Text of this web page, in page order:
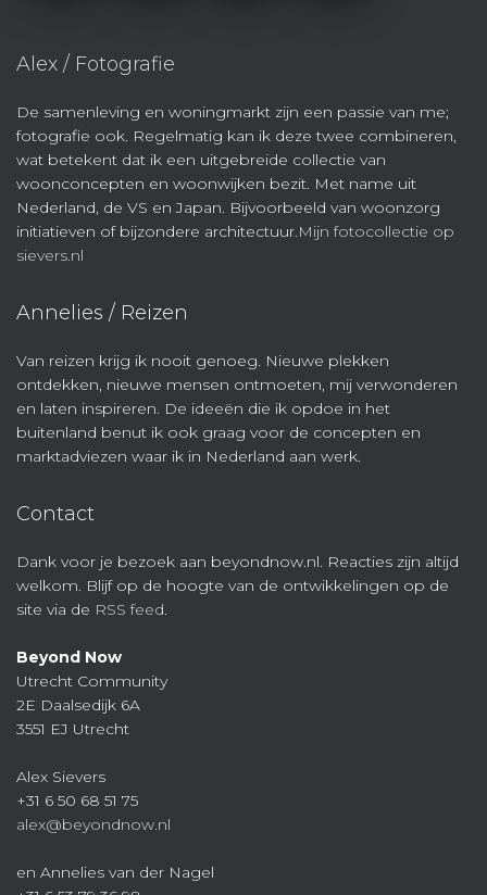
Alex / Fotografie
De samenleving en woningmarkt zijn een passie van me;
fotografie ook. Regelmatig kan ik deze twee combineren,
wat betekent dat ik een uitgebreide collectie van
woonconcepten en woonwijken bezit. Met name uit
Nederland, de VS en Japan. Bijvoorbeeld van woonzorg
initiatieven of bijzondere architectuur.Mijn fotocollectie op
sievers.nl
Annelies / Reizen
Van reizen krijg ik nooit genoeg. Nieuwe plekken
ontdekken, nieuwe mensen ontmoeten, mij verwonderen
en laten inspireren. De ideeën die ik opdoe in het
buitenland benut ik ook graag voor de concepten en
marktadviezen waar ik in Nederland aan werk.
Contact
Dank voor je bezoek aan beyondnow.nl. Reacties zijn altijd
welkom. Blijf op de hoogte van de ontwikkelingen op de
site via de RSS feed.
Beyond Now
Utrecht Community
2E Daalsedijk 6A
3551 EJ Utrecht
Alex Sievers
+31 6 50 68 51 75
alex@beyondnow.nl
en Annelies van der Nagel